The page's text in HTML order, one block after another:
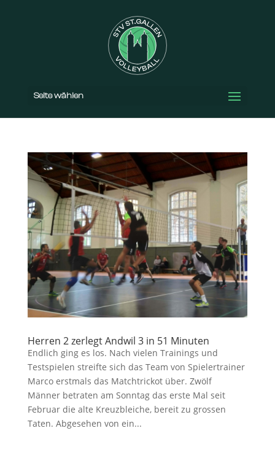
Seite wählen
Herren 2 zerlegt Andwil 3 in 51 Minuten
Endlich ging es los. Nach vielen Trainings und
Testspielen streifte sich das Team von Spielertrainer
Marco erstmals das Matchtrickot über. Zwölf
Männer betraten am Sonntag das erste Mal seit
Februar die alte Kreuzbleiche, bereit zu grossen
Taten. Abgesehen von ein...